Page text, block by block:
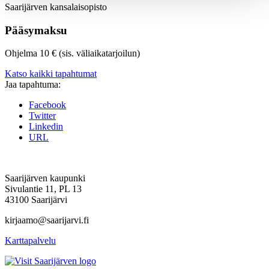
Saarijärven kansalaisopisto
Pääsymaksu
Ohjelma 10 € (sis. väliaikatarjoilun)
Katso kaikki tapahtumat
Jaa tapahtuma:
Facebook
Twitter
Linkedin
URL
Saarijärven kaupunki
Sivulantie 11, PL 13
43100 Saarijärvi
kirjaamo@saarijarvi.fi
Karttapalvelu